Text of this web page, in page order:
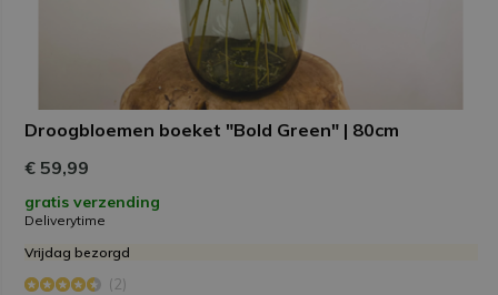
Droogbloemen boeket "Bold Green" | 80cm
€ 59,99
gratis verzending
Deliverytime
Vrijdag bezorgd
(2)